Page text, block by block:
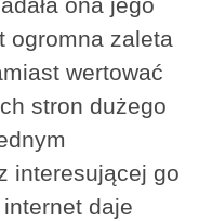
ogromna zaleta
wertować
stron dużego
interesującej go
daje